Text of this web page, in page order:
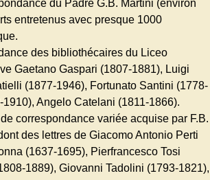
du Padre G.B. Martini (environ
entretenus avec presque 1000
des bibliothécaires du Liceo
Gaetano Gaspari (1807-1881), Luigi
(1877-1946), Fortunato Santini (1778-
Angelo Catelani (1811-1866).
correspondance variée acquise par F.B.
des lettres de Giacomo Antonio Perti
(1637-1695), Pierfrancesco Tosi
1889), Giovanni Tadolini (1793-1821),